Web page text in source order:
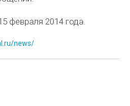
февраля 2014 года.
news/